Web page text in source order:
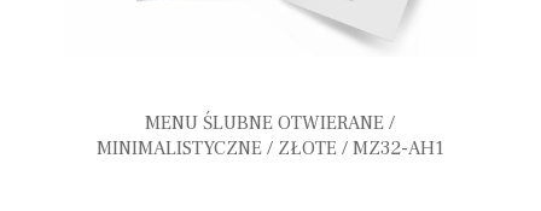
MENU ŚLUBNE OTWIERANE /
MINIMALISTYCZNE / ZŁOTE / MZ32-AH1